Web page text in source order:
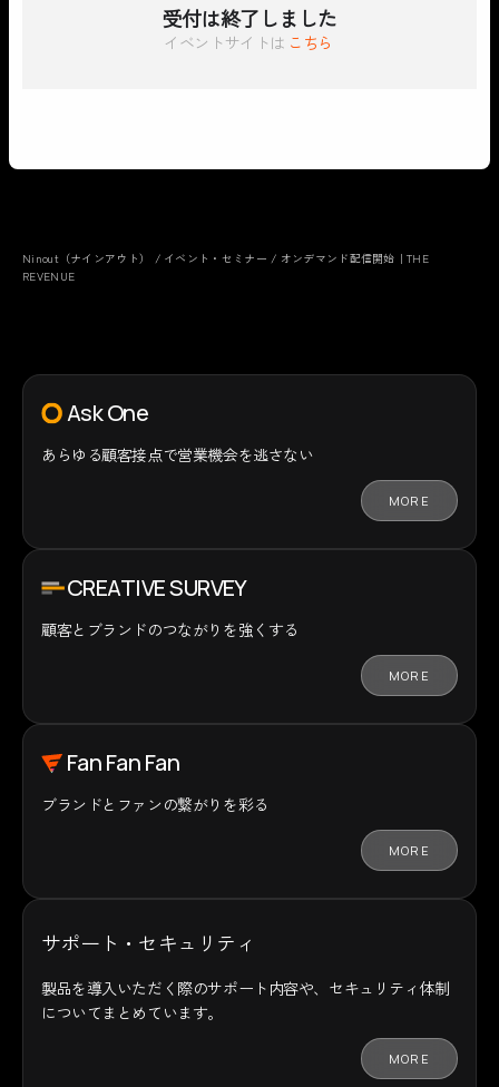
受付は終了しました
イベントサイトは こちら
Ninout（ナインアウト） / イベント・セミナー / オンデマンド配信開始｜THE
REVENUE
Ask One
あらゆる顧客接点で営業機会を逃さない
MORE
CREATIVE SURVEY
顧客とブランドのつながりを強くする
MORE
Fan Fan Fan
ブランドとファンの繋がりを彩る
MORE
サポート・セキュリティ
製品を導入いただく際のサポート内容や、セキュリティ体制
についてまとめています。
MORE